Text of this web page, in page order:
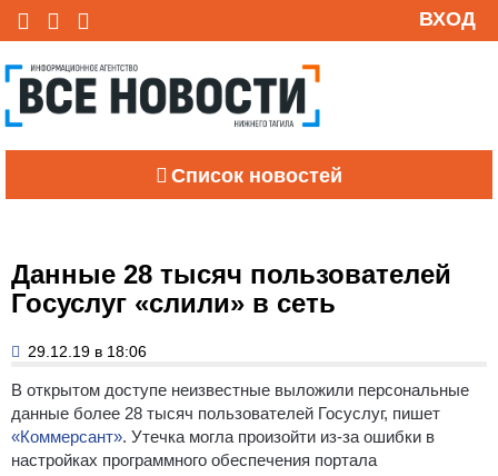
ВХОД
Список новостей
Данные 28 тысяч пользователей
Госуслуг «слили» в сеть
29.12.19 в 18:06
В открытом доступе неизвестные выложили персональные
данные более 28 тысяч пользователей Госуслуг, пишет
«Коммерсант». Утечка могла произойти из-за ошибки в
настройках программного обеспечения портала